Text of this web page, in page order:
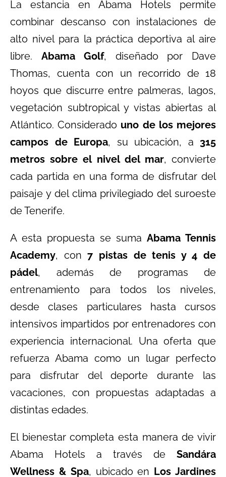
La estancia en Abama Hotels permite
combinar descanso con instalaciones de
alto nivel para la práctica deportiva al aire
libre. Abama Golf, diseñado por Dave
Thomas, cuenta con un recorrido de 18
hoyos que discurre entre palmeras, lagos,
vegetación subtropical y vistas abiertas al
Atlántico. Considerado uno de los mejores
campos de Europa, su ubicación, a 315
metros sobre el nivel del mar, convierte
cada partida en una forma de disfrutar del
paisaje y del clima privilegiado del suroeste
de Tenerife.
A esta propuesta se suma Abama Tennis
Academy, con7 pistas de tenis y 4 de
pádel, además de programas de
entrenamiento para todos los niveles,
desde clases particulares hasta cursos
intensivos impartidos por entrenadores con
experiencia internacional. Una oferta que
refuerza Abama como un lugar perfecto
para disfrutar del deporte durante las
vacaciones, con propuestas adaptadas a
distintas edades.
El bienestar completa esta manera de vivir
Abama Hotels a través de Sandára
Wellness & Spa, ubicado en Los Jardines